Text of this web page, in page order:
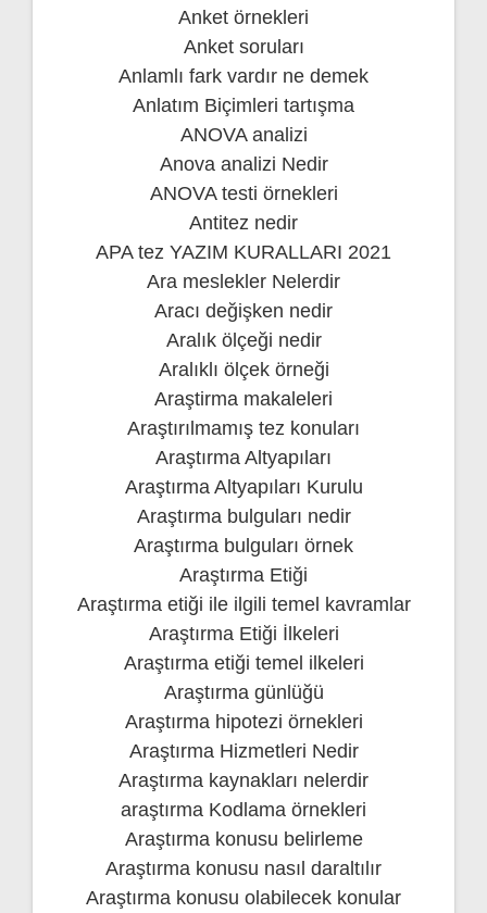
Anket örnekleri
Anket soruları
Anlamlı fark vardır ne demek
Anlatım Biçimleri tartışma
ANOVA analizi
Anova analizi Nedir
ANOVA testi örnekleri
Antitez nedir
APA tez YAZIM KURALLARI 2021
Ara meslekler Nelerdir
Aracı değişken nedir
Aralık ölçeği nedir
Aralıklı ölçek örneği
Araştirma makaleleri
Araştırılmamış tez konuları
Araştırma Altyapıları
Araştırma Altyapıları Kurulu
Araştırma bulguları nedir
Araştırma bulguları örnek
Araştırma Etiği
Araştırma etiği ile ilgili temel kavramlar
Araştırma Etiği İlkeleri
Araştırma etiği temel ilkeleri
Araştırma günlüğü
Araştırma hipotezi örnekleri
Araştırma Hizmetleri Nedir
Araştırma kaynakları nelerdir
araştırma Kodlama örnekleri
Araştırma konusu belirleme
Araştırma konusu nasıl daraltılır
Araştırma konusu olabilecek konular